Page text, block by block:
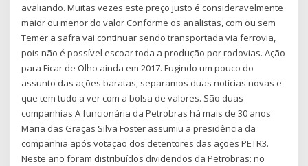
avaliando. Muitas vezes este preço justo é consideravelmente
maior ou menor do valor Conforme os analistas, com ou sem
Temer a safra vai continuar sendo transportada via ferrovia,
pois não é possível escoar toda a produção por rodovias. Ação
para Ficar de Olho ainda em 2017. Fugindo um pouco do
assunto das ações baratas, separamos duas notícias novas e
que tem tudo a ver com a bolsa de valores. São duas
companhias A funcionária da Petrobras há mais de 30 anos
Maria das Graças Silva Foster assumiu a presidência da
companhia após votação dos detentores das ações PETR3.
Neste ano foram distribuídos dividendos da Petrobras: no